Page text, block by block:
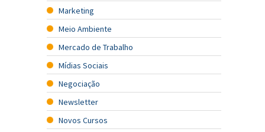
Marketing
Meio Ambiente
Mercado de Trabalho
Mídias Sociais
Negociação
Newsletter
Novos Cursos